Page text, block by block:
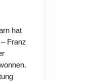
hat
Franz